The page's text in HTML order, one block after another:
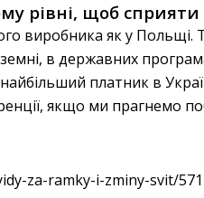
рівні, щоб сприяти
виробника як у
в державних
платник в
якщо ми прагнемо
za-ramky-i-zminy-svit/